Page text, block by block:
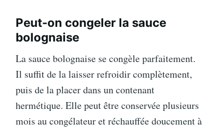
Peut-on congeler la sauce
bolognaise
La sauce bolognaise se congèle parfaitement.
Il suffit de la laisser refroidir complètement,
puis de la placer dans un contenant
hermétique. Elle peut être conservée plusieurs
mois au congélateur et réchauffée doucement à